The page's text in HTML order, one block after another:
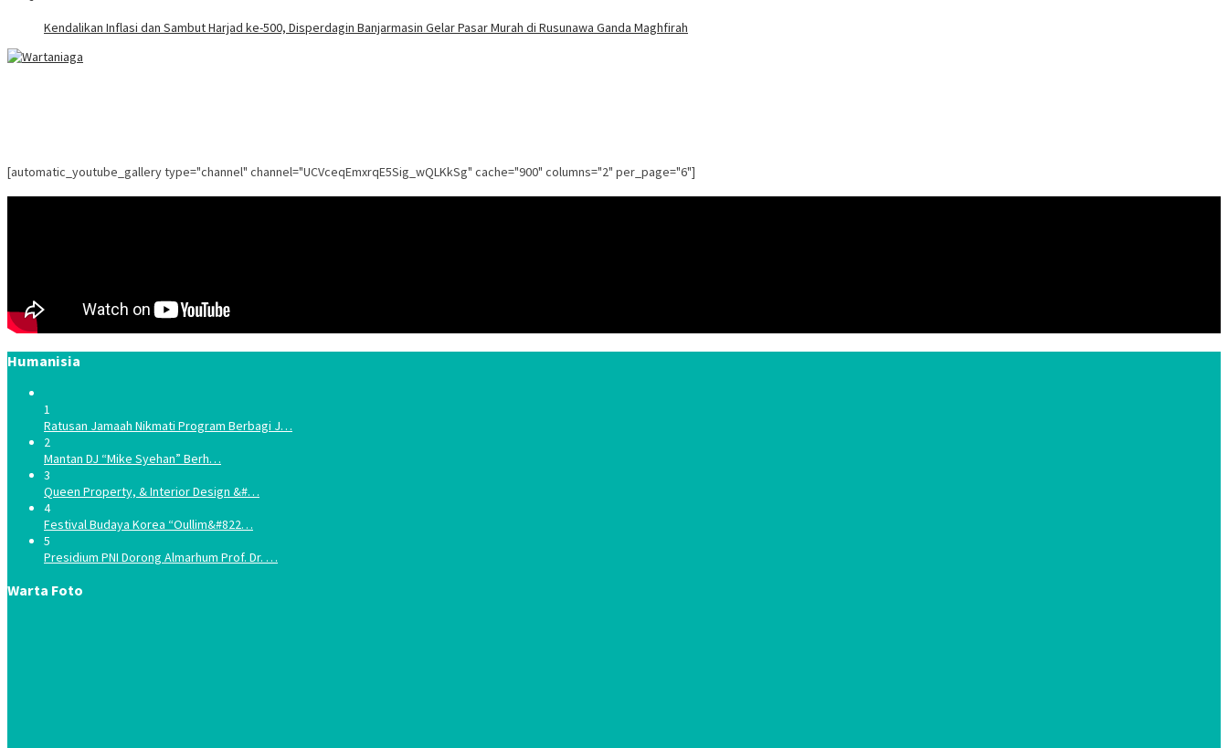
Kendalikan Inflasi dan Sambut Harjad ke-500, Disperdagin Banjarmasin Gelar Pasar Murah di Rusunawa Ganda Maghfirah
[automatic_youtube_gallery type="channel" channel="UCVceqEmxrqE5Sig_wQLKkSg" cache="900" columns="2" per_page="6"]
Humanisia
1
Ratusan Jamaah Nikmati Program Berbagi J…
2
Mantan DJ “Mike Syehan” Berh…
3
Queen Property, & Interior Design &#…
4
Festival Budaya Korea “Oullim&#822…
5
Presidium PNI Dorong Almarhum Prof. Dr. …
Warta Foto